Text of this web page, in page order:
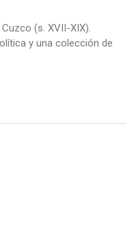
(s. XVII-XIX).
y una colección de